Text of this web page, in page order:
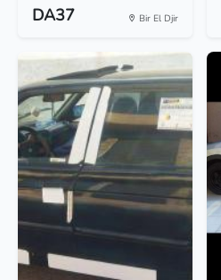
DA37 Bir El Djir